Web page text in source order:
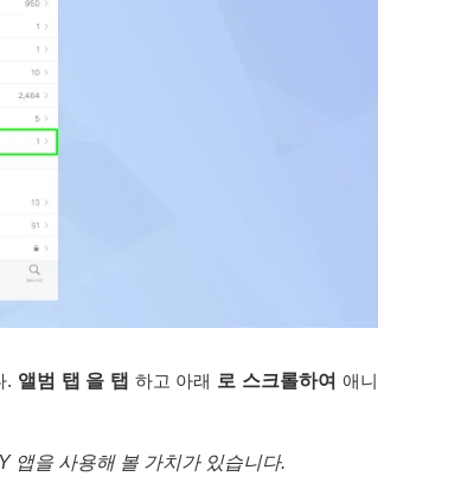
. 앨범 탭 을 탭 하고 아래 로 스크롤하여 애니
앱을 사용해 볼 가치가 있습니다.